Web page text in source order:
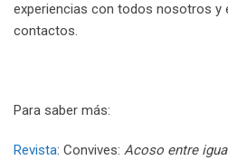
experiencias con todos nosotros y
contactos.
Para saber más:
Revista: Convives: Acoso entre